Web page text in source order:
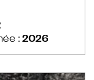
:2026